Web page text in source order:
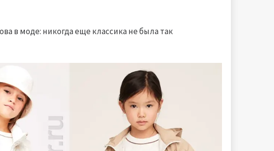
в моде: никогда еще классика не была так